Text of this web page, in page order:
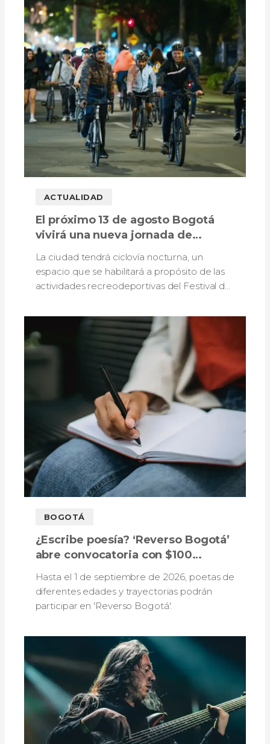
ACTUALIDAD
El próximo 13 de agosto Bogotá
vivirá una nueva jornada de
La ciudad tendrá ciclovía nocturna, un
espacio que se habilitará a propósito de las
actividades recreodeportivas del Festival de
BOGOTÁ
¿Escribe poesía? ‘Reverso Bogotá’
abre convocatoria con $100
Hasta el 1 de septiembre de 2026, poetas de
diferentes edades y trayectorias podrán
participar en 'Reverso Bogotá'.